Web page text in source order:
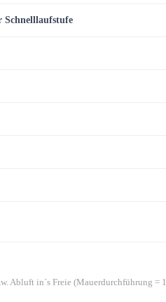
Schnelllaufstufe
Abluft in´s Freie (Mauerdurchführung =